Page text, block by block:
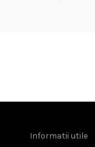
Informatii utile